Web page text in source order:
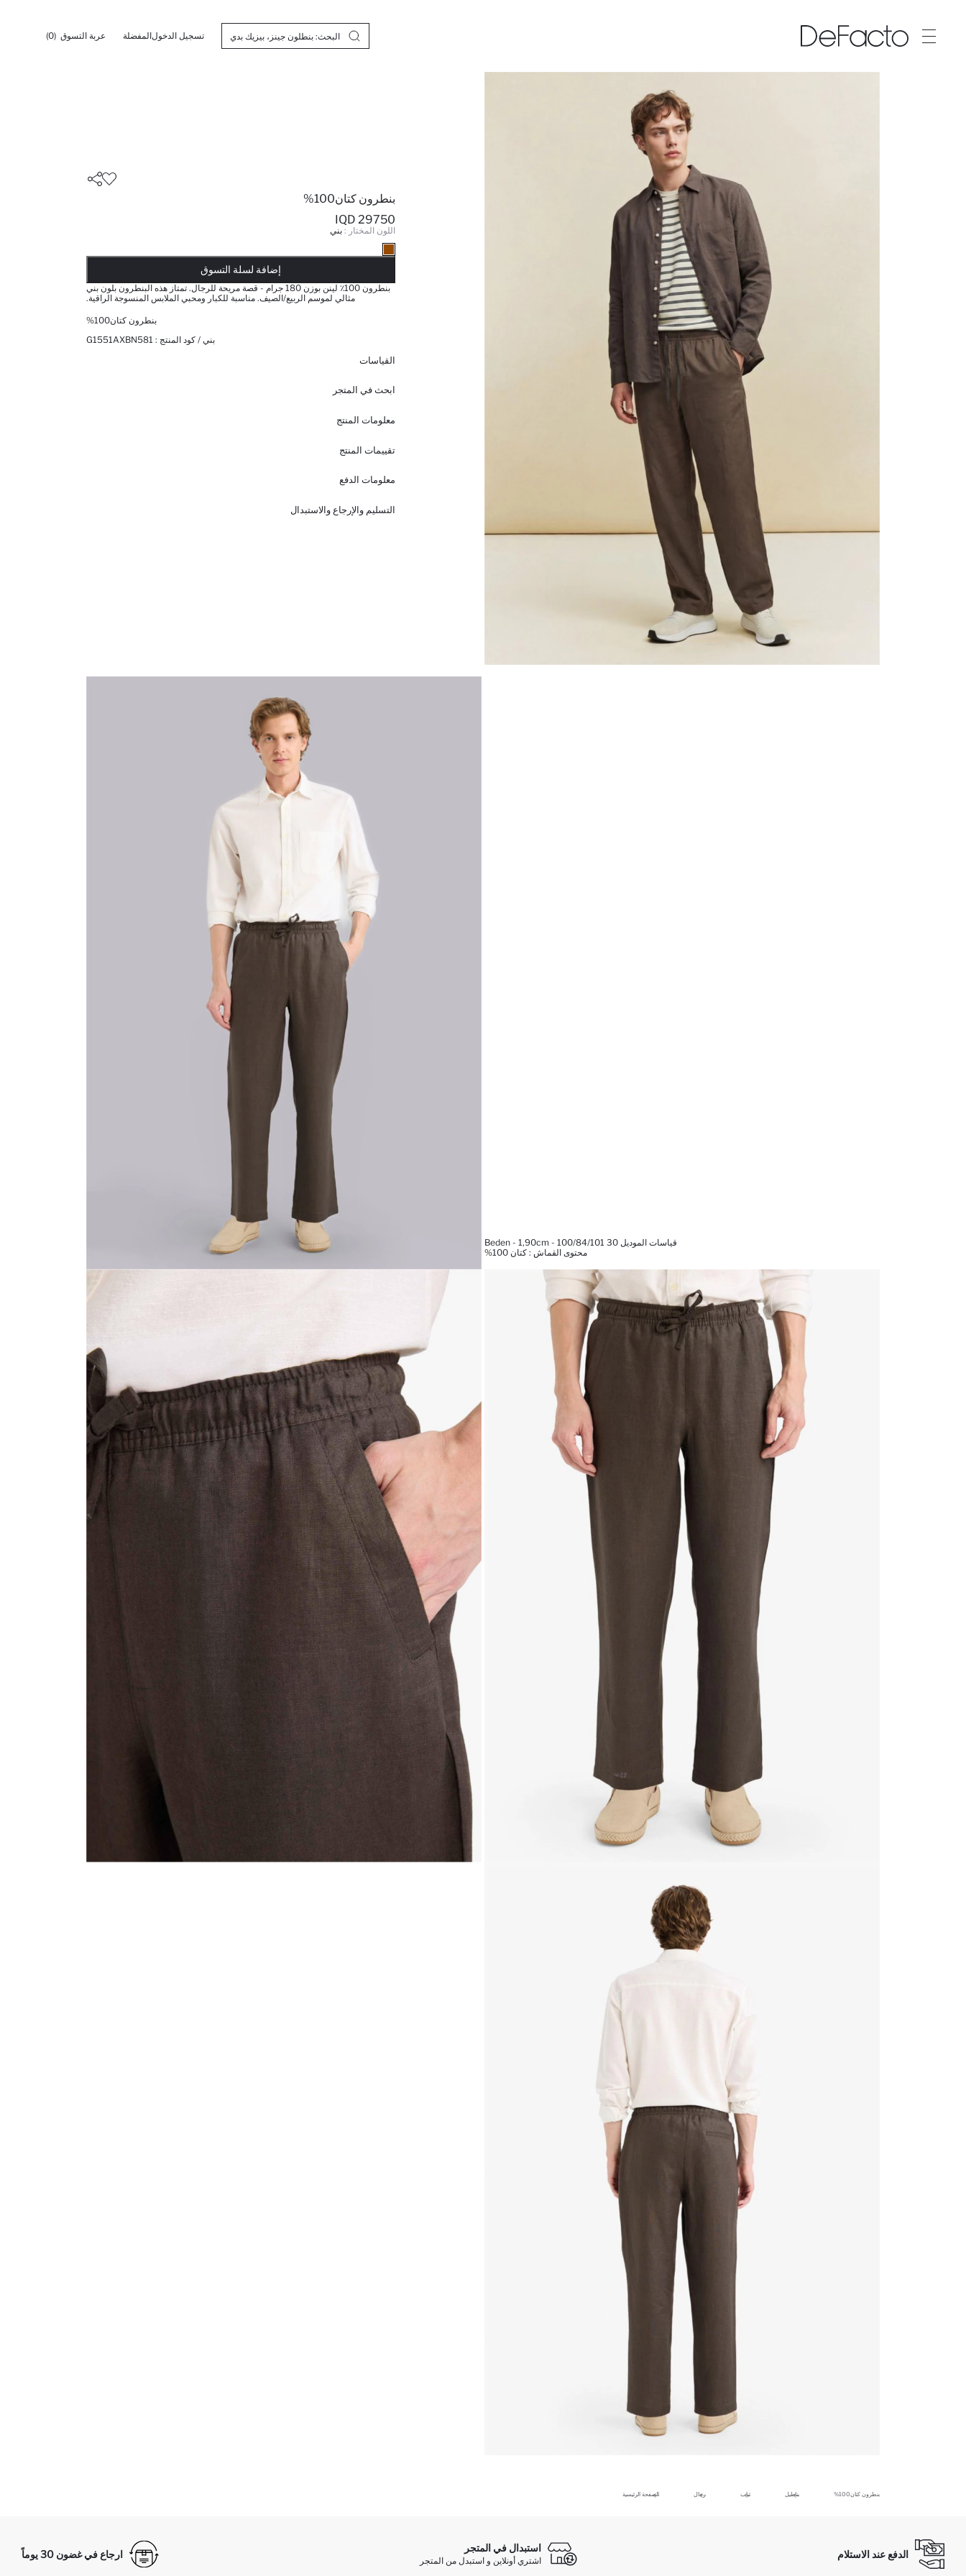
تسجيل الدخولالمفضلة عربة التسوق (0)
بنطرون كتان100%
29750 IQD
اللون المختار : بني
إضافة لسلة التسوق
بنطرون 100٪ لينن بوزن 180 جرام - قصة مريحة للرجال. تمتاز هذه البنطرون بلون بني
مثالي لموسم الربيع/الصيف. مناسبة للكبار ومحبي الملابس المنسوجة الراقية.
بنطرون كتان100%
بني / كود المنتج : G1551AXBN581
القياسات
ابحث في المتجر
معلومات المنتج
تقييمات المنتج
معلومات الدفع
التسليم والإرجاع والاستبدال
قياسات الموديل 30 Beden - 1,90cm - 100/84/101
محتوى القماش : كتان 100%
الصفحة الرئيسية رجال ثياب بناطيل بنطرون كتان100%
الدفع عند الاستلام
استبدال في المتجر
اشتري أونلاين و استبدل من المتجر
ارجاع في غضون 30 يوماً